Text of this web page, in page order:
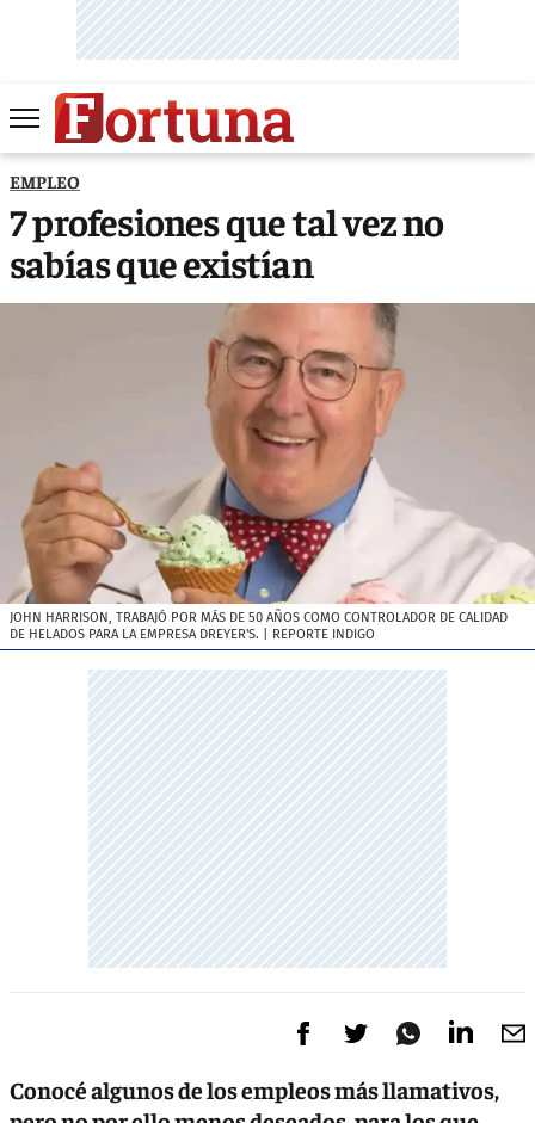
EMPLEO
7 profesiones que tal vez no
sabías que existían
JOHN HARRISON, TRABAJÓ POR MÁS DE 50 AÑOS COMO CONTROLADOR DE CALIDAD
DE HELADOS PARA LA EMPRESA DREYER'S. | REPORTE INDIGO
Conocé algunos de los empleos más llamativos,